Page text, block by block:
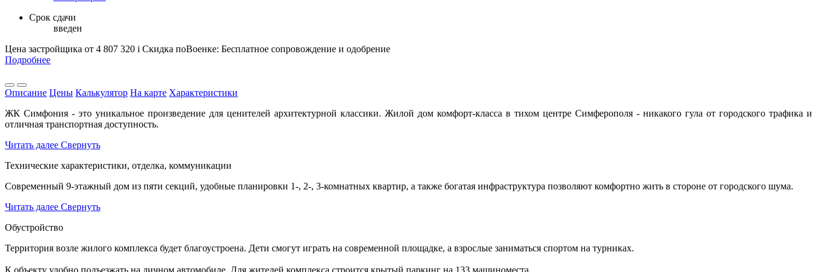
Срок сдачи
введен
Цена застройщика от 4 807 320 i Скидка поВоенке: Бесплатное сопровождение и одобрение
Подробнее
Описание Цены Калькулятор На карте Характеристики
ЖК Симфония - это уникальное произведение для ценителей архитектурной классики. Жилой дом комфорт-класса в тихом центре Симферополя - никакого гула от городского трафика и
отличная транспортная доступность.
Читать далее Свернуть
Технические характеристики, отделка, коммуникации
Современный 9-этажный дом из пяти секций, удобные планировки 1-, 2-, 3-комнатных квартир, а также богатая инфраструктура позволяют комфортно жить в стороне от городского шума.
Читать далее Свернуть
Обустройство
Территория возле жилого комплекса будет благоустроена. Дети смогут играть на современной площадке, а взрослые заниматься спортом на турниках.
К объекту удобно подъезжать на личном автомобиле. Для жителей комплекса строится крытый паркинг на 133 машиноместа.